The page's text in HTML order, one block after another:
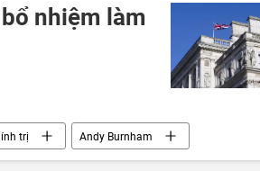
nhiệm làm
trị Andy Burnham